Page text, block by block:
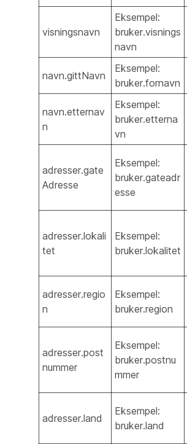
visningsnavn
Eksempel:
bruker.visnings
navn
navn.gittNavn
Eksempel:
bruker.fornavn
navn.etternav
n
Eksempel:
bruker.etterna
vn
adresser.gate
Adresse
Eksempel:
bruker.gateadr
esse
adresser.lokali
tet
Eksempel:
bruker.lokalitet
adresser.regio
n
Eksempel:
bruker.region
adresser.post
nummer
Eksempel:
bruker.postnu
mmer
adresser.land
Eksempel:
bruker.land